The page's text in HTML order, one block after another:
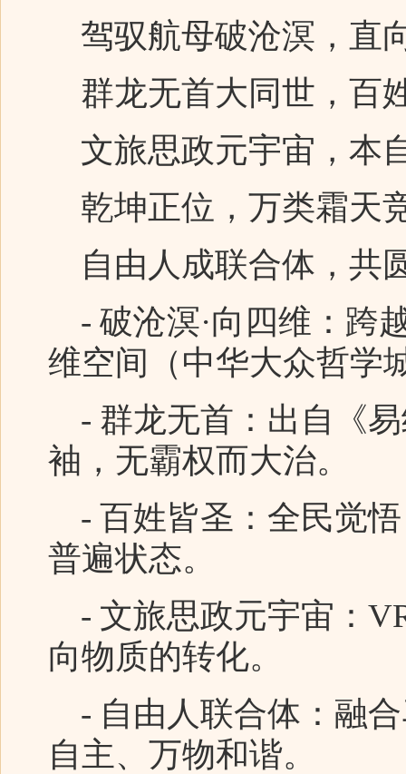
驾驭航母破沧溟，直
群龙无首大同世，百
文旅思政元宇宙，本
乾坤正位，万类霜天
自由人成联合体，共
- 破沧溟·向四维：跨
维空间（中华大众哲学
- 群龙无首：出自《
袖，无霸权而大治。
- 百姓皆圣：全民觉悟
普遍状态。
- 文旅思政元宇宙：
向物质的转化。
- 自由人联合体：融
自主、万物和谐。